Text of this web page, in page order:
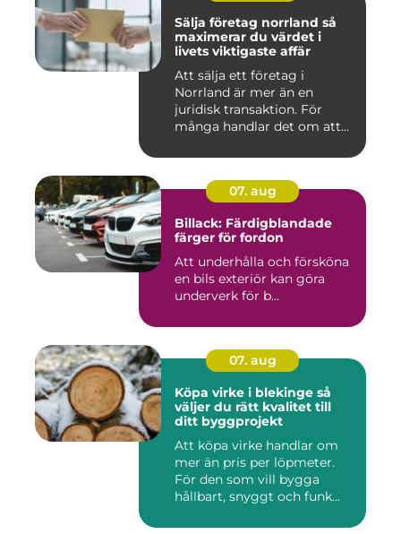
Sälja företag norrland så
maximerar du värdet i
livets viktigaste affär
Att sälja ett företag i
Norrland är mer än en
juridisk transaktion. För
många handlar det om att
07. aug
Billack: Färdigblandade
färger för fordon
Att underhålla och försköna
en bils exteriör kan göra
underverk för b...
07. aug
Köpa virke i blekinge så
väljer du rätt kvalitet till
ditt byggprojekt
Att köpa virke handlar om
mer än pris per löpmeter.
För den som vill bygga
hållbart, snyggt och funk...